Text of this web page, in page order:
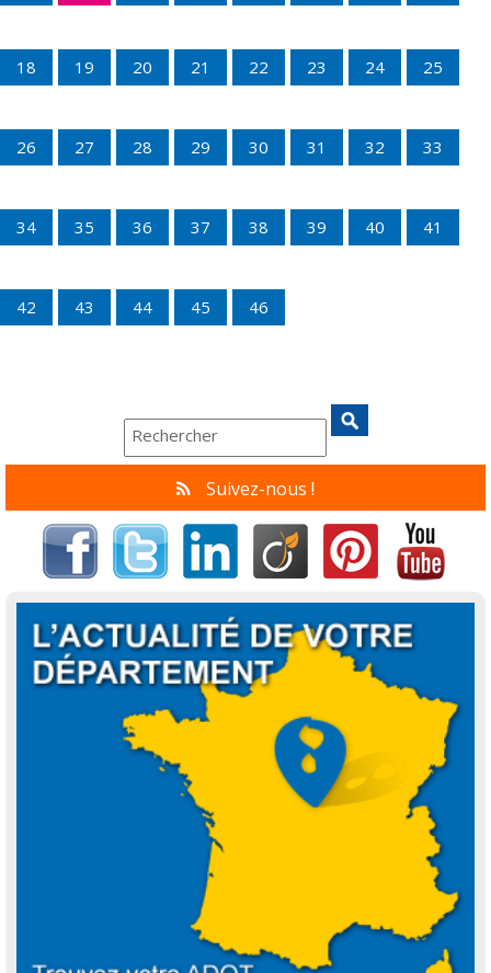
18 19 20 21 22 23 24 25
26 27 28 29 30 31 32 33
34 35 36 37 38 39 40 41
42 43 44 45 46
Suivez-nous !